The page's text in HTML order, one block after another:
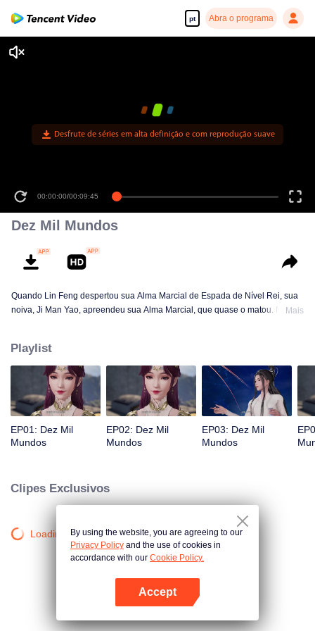
pt Abra o programa
Abra o programa
Desfrute de séries em alta definição e com reprodução suave
00:00:00/00:09:45
Dez Mil Mundos
Quando Lin Feng despertou sua Alma Marcial de Espada de Nível Rei, sua
noiva, Ji Man Yao, apreendeu sua Alma Marcial, que quase o matou. Mas
ajuda de sua irmã, de seu avô e do novo poder que obteve do Cemitério dos
Deuses. Eventualmente, Lin Feng se recompôs e alcançou o auge das artes
Mais
Playlist
EP01: Dez Mil
Mundos
EP02: Dez Mil
Mundos
EP03: Dez Mil
Mundos
Clipes Exclusivos
Loading…By using the website, you are agreeing to our
Privacy Policy and the use of cookies in
accordance with our Cookie Policy.
Accept